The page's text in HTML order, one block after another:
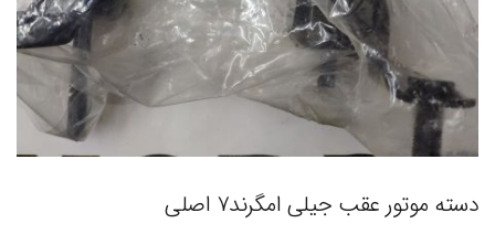
دسته موتور عقب جیلی امگرند۷ اصلی